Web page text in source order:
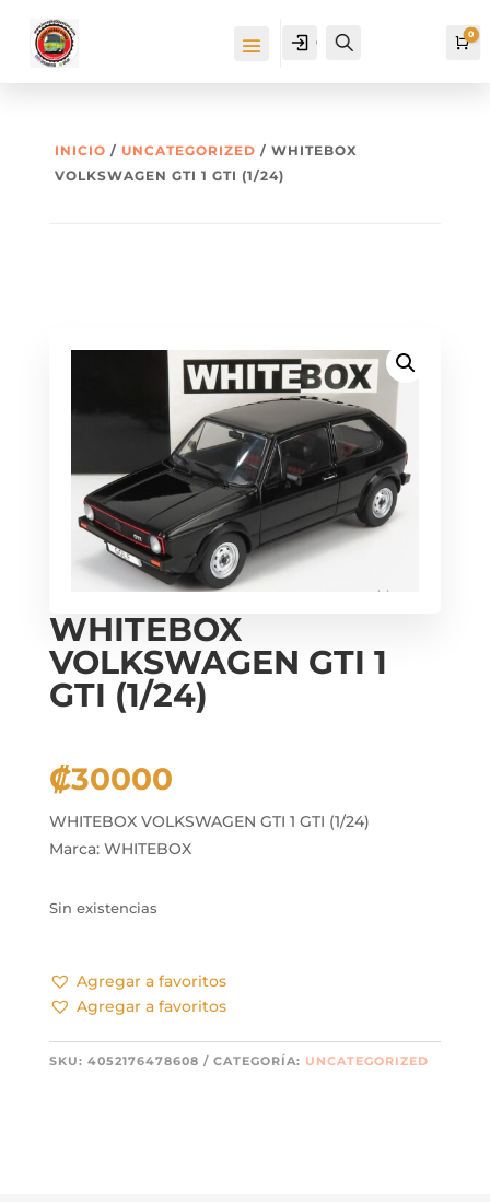
Cuenta 0
INICIO / UNCATEGORIZED / WHITEBOX
VOLKSWAGEN GTI 1 GTI (1/24)
WHITEBOX
VOLKSWAGEN GTI 1
GTI (1/24)
₡30000
WHITEBOX VOLKSWAGEN GTI 1 GTI (1/24)
Marca: WHITEBOX
Sin existencias
Agregar a favoritos
Agregar a favoritos
SKU: 4052176478608 CATEGORÍA: UNCATEGORIZED